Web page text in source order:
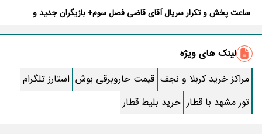
ساعت پخش و تکرار سریال آقای قاضی فصل سوم+ بازیگران جدید و
طرز تهیه سالاد ماکارونی خانگی خوشمزه و لذیذ + آموزش تصویری
طرز تهیه پاستا با سس آلفردو و مرغ فوری + آموزش تصویری پنه
جواب کامل اسم فامیل با “س”
ماه قرمز نشانه آخر دنیا در آسمان ظاهر شد !
لینک های ویژه
مراکز خرید کربلا و نجف قیمت جاروبرقی بوش استارز تلگرام
تور مشهد با قطار خرید بلیط قطار